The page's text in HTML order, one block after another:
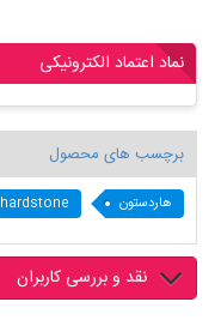
نماد اعتماد الکترونیکی
برچسب های محصول
هاردستون hardstone
نقد و بررسی کاربران